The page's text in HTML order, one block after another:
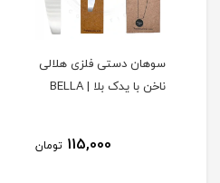
سوهان دستی فلزی هلالی
ناخن با یدک بلا | BELLA
115,000 تومان